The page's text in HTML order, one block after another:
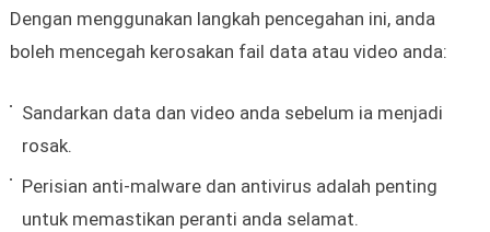
Dengan menggunakan langkah pencegahan ini, anda
boleh mencegah kerosakan fail data atau video anda:
Sandarkan data dan video anda sebelum ia menjadi
rosak.
Perisian anti-malware dan antivirus adalah penting
untuk memastikan peranti anda selamat.